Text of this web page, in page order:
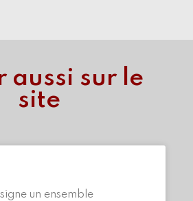
aussi sur le
site
un ensemble